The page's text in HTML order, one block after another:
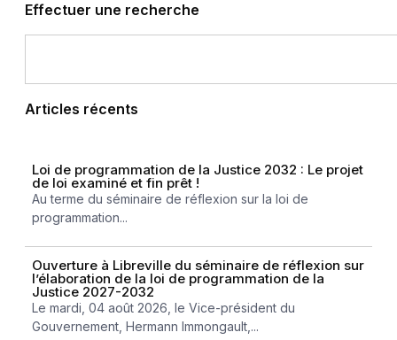
Effectuer une recherche
Articles récents
Loi de programmation de la Justice 2032 : Le projet
de loi examiné et fin prêt !
Au terme du séminaire de réflexion sur la loi de
programmation...
Ouverture à Libreville du séminaire de réflexion sur
l’élaboration de la loi de programmation de la
Justice 2027-2032
Le mardi, 04 août 2026, le Vice-président du
Gouvernement, Hermann Immongault,...